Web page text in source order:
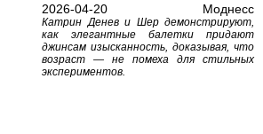
2026-04-20 Моднесс
Катрин Денев и Шер демонстрируют,
как элегантные балетки придают
джинсам изысканность, доказывая, что
возраст — не помеха для стильных
экспериментов.